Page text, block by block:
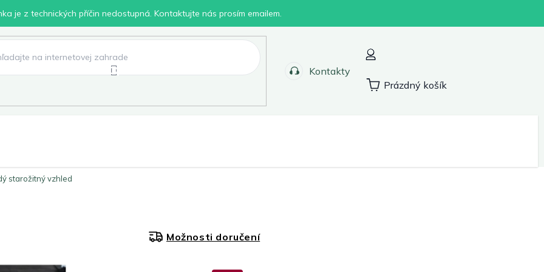
je z technických příčin nedostupná. Kontaktujte nás prosím emailem.
Kontakty
Nákupní
Prázdný košík
starožitný vzhled
Možnosti doručení